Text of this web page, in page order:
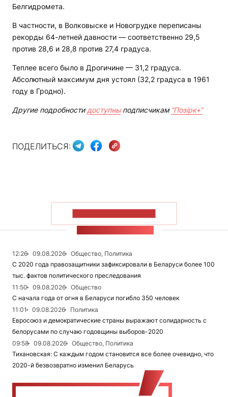
Белгидромета.
В частности, в Волковыске и Новогрудке переписаны
рекорды 64-летней давности — соответственно 29,5
против 28,6 и 28,8 против 27,4 градуса.
Теплее всего было в Дрогичине — 31,2 градуса.
Абсолютный максимум дня устоял (32,2 градуса в 1961
году в Гродно).
Другие подробности доступныподписчикам “Позірк+“
ПОДЕЛИТЬСЯ:
12:26 09.08.2026
Общество, Политика
С 2020 года правозащитники зафиксировали в Беларуси более 100
тыс. фактов политического преследования
11:50
09.08.2026
Общество
С начала года от огня в Беларуси погибло 350 человек
11:01
09.08.2026
Политика
Евросоюз и демократические страны выражают солидарность с
белорусами по случаю годовщины выборов-2020
09:58
09.08.2026
Общество, Политика
Тихановская: С каждым годом становится все более очевидно, что
2020-й безвозвратно изменил Беларусь